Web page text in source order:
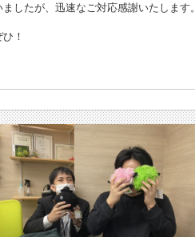
したが、迅速なご対応感謝いたします。
！